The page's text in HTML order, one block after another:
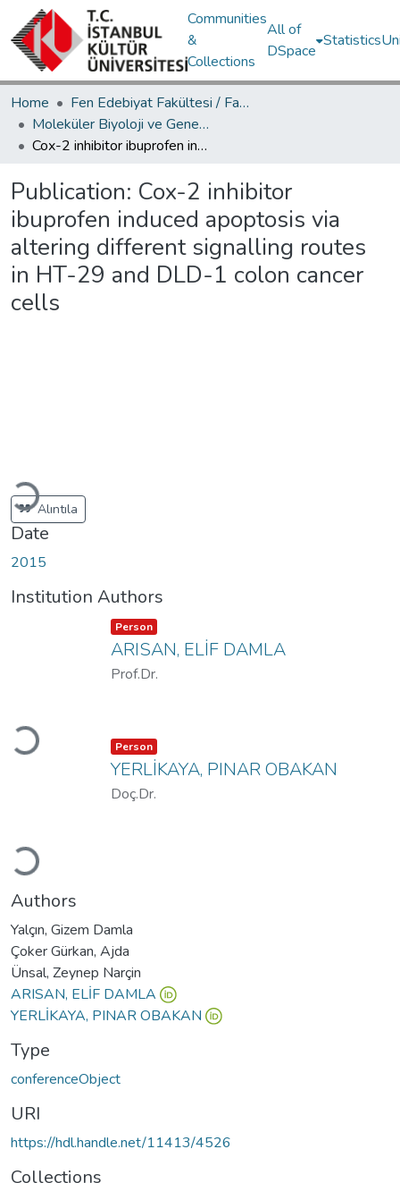
Communities
&
Collections
All of
DSpace
Statistics
Home
Fen Edebiyat Fakültesi / Faculty of Letters and Sciences
Moleküler Biyoloji ve Genetik Bölümü / Department of Molecular Biology and Genetics
Cox-2 inhibitor ibuprofen induced apoptosis via altering different signalling routes in HT-29 and DLD-1 colon cancer cells
Publication: Cox-2 inhibitor
ibuprofen induced apoptosis via
altering different signalling routes
in HT-29 and DLD-1 colon cancer
cells
Loading...
Alıntıla
Date
2015
Institution Authors
Loading...
Item type:
Person ,
ARISAN, ELİF DAMLA
Prof.Dr.
Loading...
Item type:
Person ,
YERLİKAYA, PINAR OBAKAN
Doç.Dr.
Authors
Yalçın, Gizem Damla
Çoker Gürkan, Ajda
Ünsal, Zeynep Narçin
ARISAN, ELİF DAMLA
YERLİKAYA, PINAR OBAKAN
Type
conferenceObject
URI
https://hdl.handle.net/11413/4526
Collections